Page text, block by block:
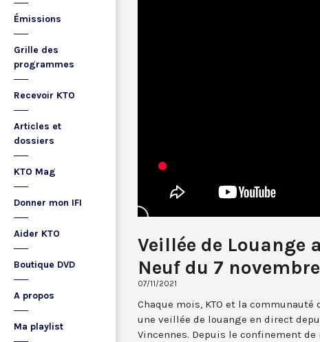
Émissions
Grille des
programmes
Recevoir KTO
Articles et
dossiers
KTO Mag
Donner mon IFI
Aider KTO
Boutique DVD
A propos
Ma playlist
Veillée de Louange
Neuf du 7
07/11/2021
Chaque mois, KTO et la
une veillée de louange en direct
Vincennes. Depuis le confinement